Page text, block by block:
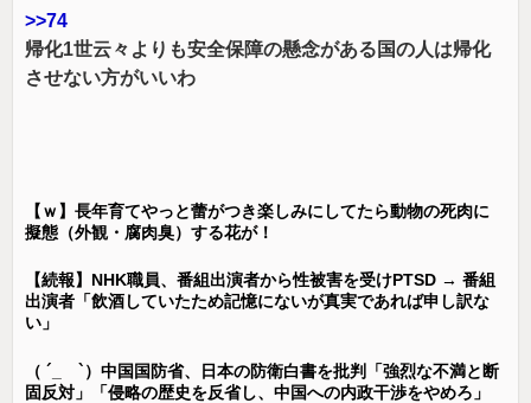
>>74
帰化1世云々よりも安全保障の懸念がある国の人は帰化
させない方がいいわ
【ｗ】長年育てやっと蕾がつき楽しみにしてたら動物の死肉に
擬態（外観・腐肉臭）する花が！
【続報】NHK職員、番組出演者から性被害を受けPTSD → 番組
出演者「飲酒していたため記憶にないが真実であれば申し訳な
い」
（ ´_ゝ`）中国国防省、日本の防衛白書を批判「強烈な不満と断
固反対」「侵略の歴史を反省し、中国への内政干渉をやめろ」